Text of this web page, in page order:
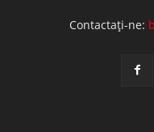
Contactați-ne: